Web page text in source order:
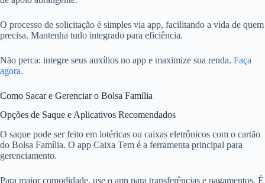
O processo de solicitação é simples via app, facilitando a vida de quem
precisa. Mantenha tudo integrado para eficiência.
Não perca: integre seus auxílios no app e maximize sua renda. Faça
agora.
Como Sacar e Gerenciar o Bolsa Família
Opções de Saque e Aplicativos Recomendados
O saque pode ser feito em lotéricas ou caixas eletrônicos com o cartão
do Bolsa Família. O app Caixa Tem é a ferramenta principal para
gerenciamento.
Para maior comodidade, use o app para transferências e pagamentos. É